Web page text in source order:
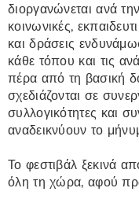
διοργανώνεται ανά
κοινωνικές,
και δράσεις
κάθε τόπου και τις
πέρα από τη βασική
σχεδιάζονται σε
συλλογικότητες και
αναδεικνύουν το
Το φεστιβάλ ξεκινά
όλη τη χώρα, αφού